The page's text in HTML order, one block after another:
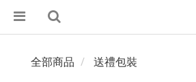
全部商品 送禮包裝